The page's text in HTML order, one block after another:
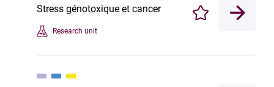
Stress génotoxique et cancer
Research unit
Enregistrer